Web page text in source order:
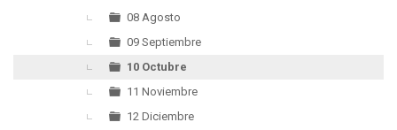
08 Agosto
09 Septiembre
10 Octubre
11 Noviembre
12 Diciembre